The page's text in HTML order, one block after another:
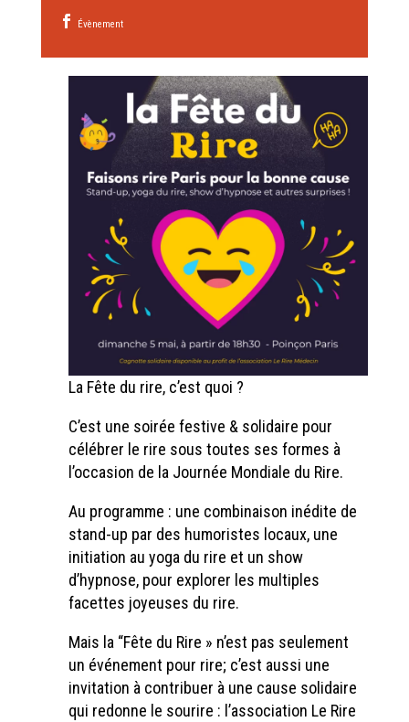
Évènement
La Fête du rire, c’est quoi ?
C’est une soirée festive & solidaire pour
célébrer le rire sous toutes ses formes à
l’occasion de la Journée Mondiale du Rire.
Au programme : une combinaison inédite de
stand-up par des humoristes locaux, une
initiation au yoga du rire et un show
d’hypnose, pour explorer les multiples
facettes joyeuses du rire.
Mais la “Fête du Rire » n’est pas seulement
un événement pour rire; c’est aussi une
invitation à contribuer à une cause solidaire
qui redonne le sourire : l’association Le Rire